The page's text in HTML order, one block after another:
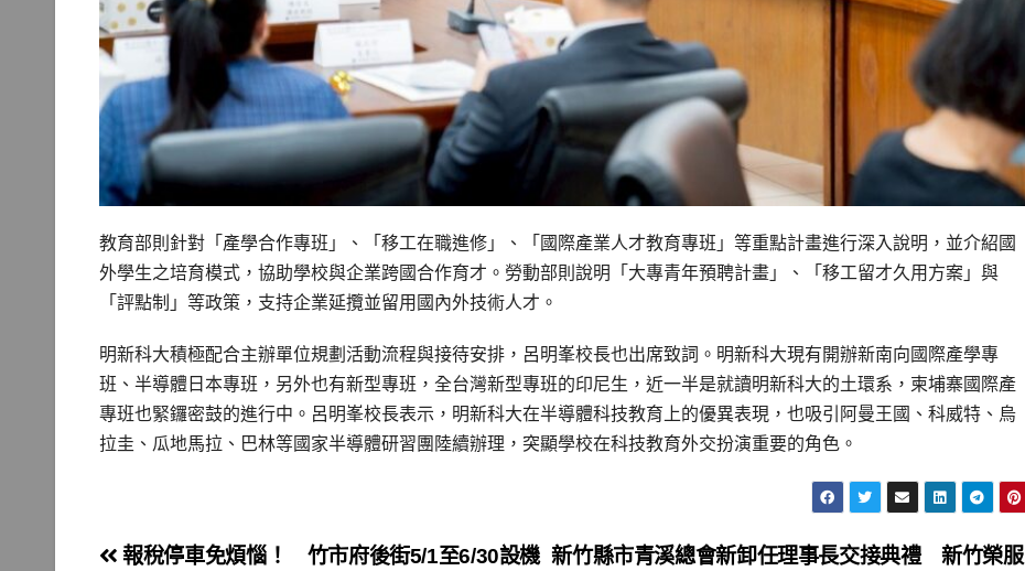
教育部則針對「產學合作專班」、「移工在職進修」、「國際產業人才教育專班」等重點計畫進行深入說明，並介紹國
外學生之培育模式，協助學校與企業跨國合作育才。勞動部則說明「大專青年預聘計畫」、「移工留才久用方案」與
「評點制」等政策，支持企業延攬並留用國內外技術人才。
明新科大積極配合主辦單位規劃活動流程與接待安排，呂明峯校長也出席致詞。明新科大現有開辦新南向國際產學專
班、半導體日本專班，另外也有新型專班，全台灣新型專班的印尼生，近一半是就讀明新科大的土環系，柬埔寨國際產
專班也緊鑼密鼓的進行中。呂明峯校長表示，明新科大在半導體科技教育上的優異表現，也吸引阿曼王國、科威特、烏
拉圭、瓜地馬拉、巴林等國家半導體研習團陸續辦理，突顯學校在科技教育外交扮演重要的角色。
新竹縣市青溪總會新卸任理事長交接典禮 新竹榮服
報稅停車免煩惱！ 竹市府後街5/1至6/30設機